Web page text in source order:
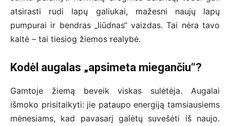
atsirasti rudi lapų galiukai, mažesni naujų lapų
pumpurai ir bendras „liūdnas“ vaizdas. Tai nėra tavo
kaltė – tai tiesiog žiemos realybė.
Kodėl augalas „apsimeta miegančiu“?
Gamtoje žiemą beveik viskas sulėtėja. Augalai
išmoko prisitaikyti: jie pataupo energiją tamsiausiems
mėnesiams, kad pavasarį galėtų suvešėti iš naujo.